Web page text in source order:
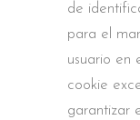
de
para el
usuario en
cookie
garantizar